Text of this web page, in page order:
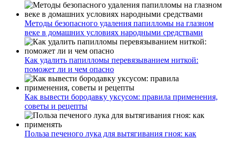
Методы безопасного удаления папилломы на глазном
веке в домашних условиях народными средствами
Как удалить папилломы перевязыванием ниткой:
поможет ли и чем опасно
Как вывести бородавку уксусом: правила применения,
советы и рецепты
Польза печеного лука для вытягивания гноя: как